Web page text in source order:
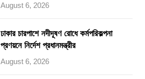
August 6, 2026
ঢাকার চারপাশে নদীদূষণ রোধে কর্মপরিকল্পনা
প্রণয়নে নির্দেশ প্রধানমন্ত্রীর
August 6, 2026